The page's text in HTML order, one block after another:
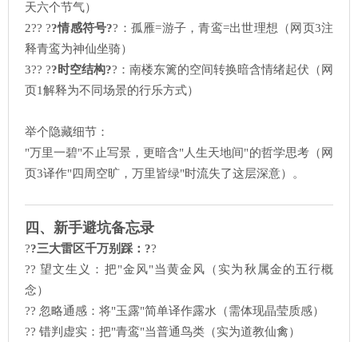
天六个节气）
2?? ??情感符号??：孤雁=游子，青鸾=出世理想（网页3注
释青鸾为神仙坐骑）
3?? ??时空结构??：南楼东篱的空间转换暗含情绪起伏（网
页1解释为不同场景的行乐方式）
举个隐藏细节：
"万里一碧"不止写景，更暗含"人生天地间"的哲学思考（网
页3译作"四周空旷，万里皆绿"时流失了这层深意）。
四、新手避坑备忘录
??三大雷区千万别踩：??
?? 望文生义：把"金风"当黄金风（实为秋属金的五行概
念）
?? 忽略通感：将"玉露"简单译作露水（需体现晶莹质感）
?? 错判虚实：把"青鸾"当普通鸟类（实为道教仙禽）